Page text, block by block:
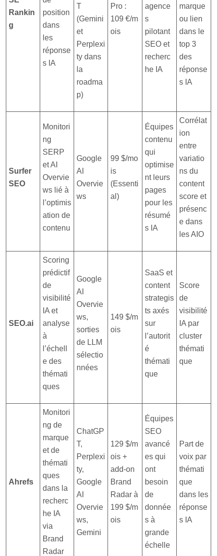
Rankin
g
position
dans
les
réponse
s IA
T
(Gemini
et
Perplexi
ty dans
la
roadma
p)
Pro :
109 €/m
ois
agence
s
pilotant
SEO et
recherc
he IA
marque
ou lien
dans le
top 3
des
réponse
s IA
Surfer
SEO
Monitori
ng
SERP
et AI
Overvie
ws lié à
l’optimis
ation de
contenu
Google
AI
Overvie
ws
99 $/mo
is
(Essenti
al)
Équipes
contenu
qui
optimise
nt leurs
pages
pour les
résumé
s IA
Corrélat
ion
entre
variatio
ns du
content
score et
présenc
e dans
les AIO
SEO.ai
Scoring
prédictif
de
visibilité
IA et
analyse
à
l’échell
e des
thémati
ques
Google
AI
Overvie
ws,
sorties
de LLM
sélectio
nnées
149 $/m
ois
SaaS et
content
strategis
ts axés
sur
l’autorit
é
thémati
que
Score
de
visibilité
IA par
cluster
thémati
que
Ahrefs
Monitori
ng de
marque
et de
thémati
ques
dans la
recherc
he IA
via
Brand
Radar
ChatGP
T,
Perplexi
ty,
Google
AI
Overvie
ws,
Gemini
129 $/m
ois +
add-on
Brand
Radar à
199 $/m
ois
Équipes
SEO
avancé
es qui
ont
besoin
de
donnée
s à
grande
échelle
Part de
voix par
thémati
que
dans les
réponse
s IA